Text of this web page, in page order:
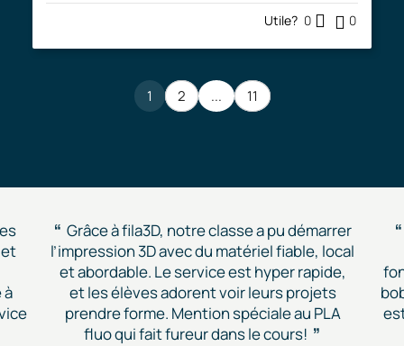
Utile? 0 0
1 2 ... 11
à
Grâce à fila3D, notre classe a pu démarrer
l’impression 3D avec du matériel fiable, local
et abordable. Le service est hyper rapide,
et les élèves adorent voir leurs projets
prendre forme. Mention spéciale au PLA
fluo qui fait fureur dans le cours!